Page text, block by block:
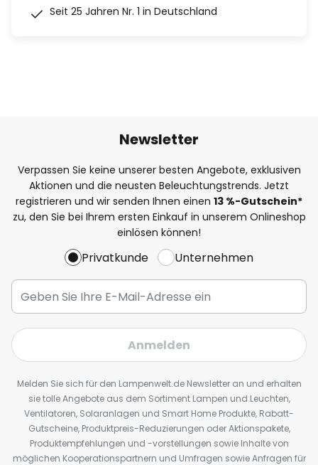
Seit 25 Jahren Nr. 1 in Deutschland
Newsletter
Verpassen Sie keine unserer besten Angebote, exklusiven
Aktionen und die neusten Beleuchtungstrends. Jetzt
registrieren und wir senden Ihnen einen 13 %-Gutschein*
zu, den Sie bei Ihrem ersten Einkauf in unserem Onlineshop
einlösen können!
Privatkunde Unternehmen
Anmelden
Melden Sie sich für den Lampenwelt.de Newsletter an und erhalten
sie tolle Angebote aus dem Sortiment Lampen und Leuchten,
Ventilatoren, Solaranlagen und Smart Home Produkte, Rabatt-
Gutscheine, Produktpreis-Reduzierungen oder Aktionspakete,
Produktempfehlungen und -vorstellungen sowie Inhalte von
möglichen Kooperationspartnern und Umfragen sowie Anfragen für